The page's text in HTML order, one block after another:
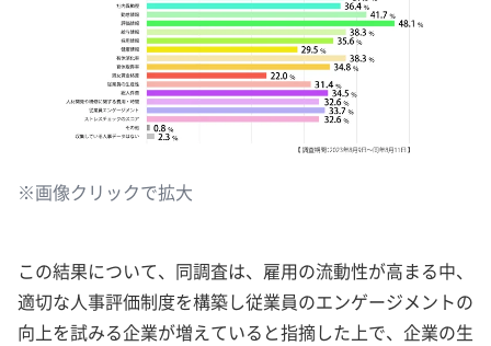
※画像クリックで拡大
この結果について、同調査は、雇用の流動性が高まる中、
適切な人事評価制度を構築し従業員のエンゲージメントの
向上を試みる企業が増えていると指摘した上で、企業の生